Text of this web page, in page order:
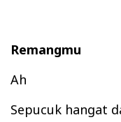
Remangmu
Ah
Sepucuk hangat